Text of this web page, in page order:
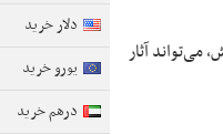
می‌تواند آثار
دلار خرید
یورو خرید
درهم خرید